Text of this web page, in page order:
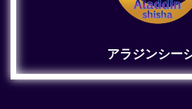
アラジンシー